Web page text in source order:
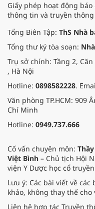
Giấy phép hoạt động báo
thông tin và truyền thông
Tổng Biên Tập: ThS Nhà
Tổng thư ký tòa soạn:
Trụ sở chính: Tầng 2,
, Hà Nội
Hotline: 0898582228.
Văn phòng TP.HCM: 909
Chí Minh
Hotline: 0949.737.666
Cố vấn chuyên môn:
Việt Bình – Chủ tịch Hội
viện Y Dược học cổ
Lưu ý: Các bài viết về
khảo, không thay thế
Liên hệ hợp tác Truyền